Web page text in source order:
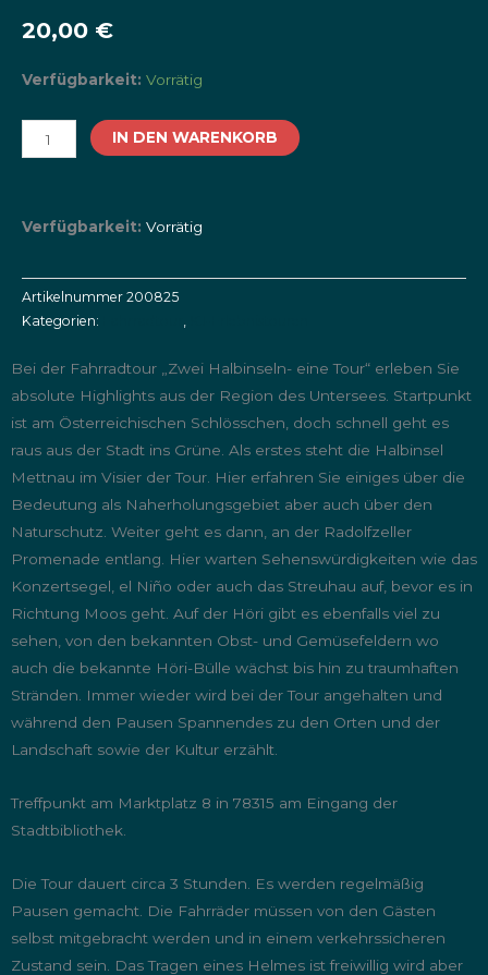
20,00 €
Verfügbarkeit: Vorrätig
Zwei
eine
Tour
Uhr
Menge
IN DEN WARENKORB
Verfügbarkeit: Vorrätig
Artikelnummer 200825
Kategorien:
,
Bei der Fahrradtour „Zwei Halbinseln- eine Tour“ erleben Sie
absolute Highlights aus der Region des Untersees. Startpunkt
ist am Österreichischen Schlösschen, doch schnell geht es
raus aus der Stadt ins Grüne. Als erstes steht die Halbinsel
Mettnau im Visier der Tour. Hier erfahren Sie einiges über die
Bedeutung als Naherholungsgebiet aber auch über den
Naturschutz. Weiter geht es dann, an der Radolfzeller
Promenade entlang. Hier warten Sehenswürdigkeiten wie das
Konzertsegel, el Niño oder auch das Streuhau auf, bevor es in
Richtung Moos geht. Auf der Höri gibt es ebenfalls viel zu
sehen, von den bekannten Obst- und Gemüsefeldern wo
auch die bekannte Höri-Bülle wächst bis hin zu traumhaften
Stränden. Immer wieder wird bei der Tour angehalten und
während den Pausen Spannendes zu den Orten und der
Landschaft sowie der Kultur erzählt.
Treffpunkt am Marktplatz 8 in 78315 am Eingang der
Stadtbibliothek.
Die Tour dauert circa 3 Stunden. Es werden regelmäßig
Pausen gemacht. Die Fahrräder müssen von den Gästen
selbst mitgebracht werden und in einem verkehrssicheren
Zustand sein. Das Tragen eines Helmes ist freiwillig wird aber